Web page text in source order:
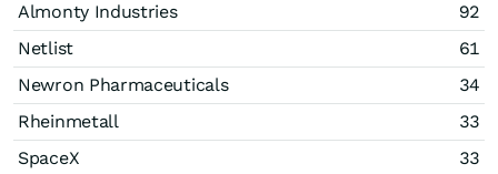
Almonty Industries
92
Netlist
61
Newron Pharmaceuticals
34
Rheinmetall
33
SpaceX
33